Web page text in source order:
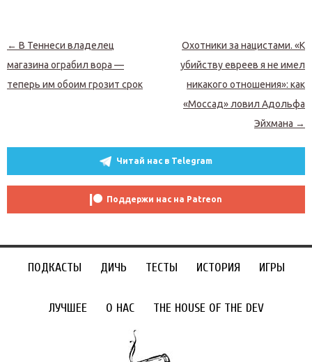
Навигация по записям
← В Теннеси владелец
магазина ограбил вора —
теперь им обоим грозит срок
Охотники за нацистами. «К
убийству евреев я не имел
никакого отношения»: как
«Моссад» ловил Адольфа
Эйхмана →
Читай нас в Telegram
Поддержи нас на Patreon
ПОДКАСТЫ ДИЧЬ ТЕСТЫ ИСТОРИЯ ИГРЫ
ЛУЧШЕЕ О НАС THE HOUSE OF THE DEV